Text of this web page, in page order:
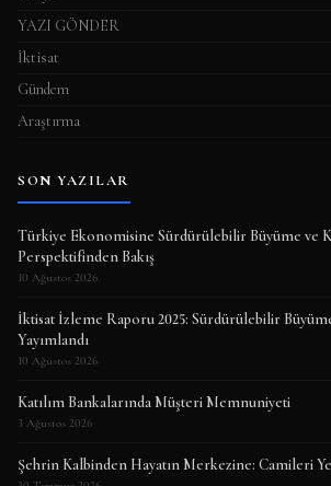
YAZI GÖNDER
İktisat
Gündem
Araştırma
SON YAZILAR
Türkiye Ekonomisine Sürdürülebilir Büyüme ve
Perspektifinden Bakış
10 Ağustos 2026
İktisat İzleme Raporu 2025: Sürdürülebilir
Yayımlandı
10 Ağustos 2026
Katılım Bankalarında Müşteri Memnuniyeti
3 Ağustos 2026
Şehrin Kalbinden Hayatın Merkezine: Camileri